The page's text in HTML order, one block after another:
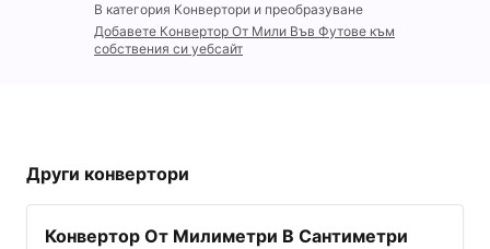
В категория Конвертори и преобразуване
Добавете Конвертор От Мили Във Футове към
собствения си уебсайт
Други конвертори
Конвертор От Милиметри В Сантиметри